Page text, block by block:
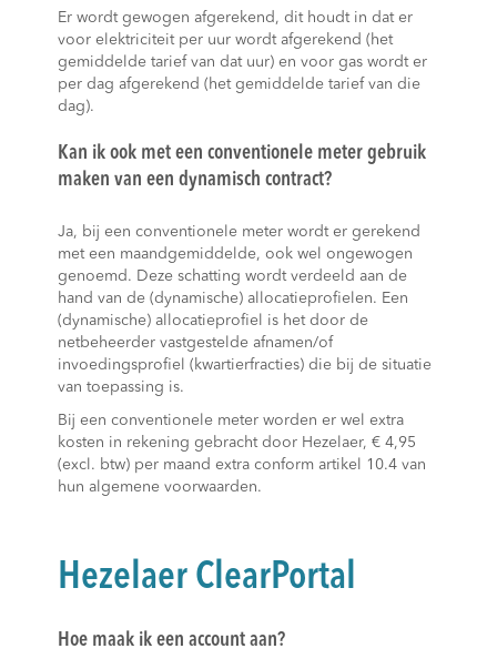
Er wordt gewogen afgerekend, dit houdt in dat er
voor elektriciteit per uur wordt afgerekend (het
gemiddelde tarief van dat uur) en voor gas wordt er
per dag afgerekend (het gemiddelde tarief van die
dag).
Kan ik ook met een conventionele meter gebruik
maken van een dynamisch contract?
Ja, bij een conventionele meter wordt er gerekend
met een maandgemiddelde, ook wel ongewogen
genoemd. Deze schatting wordt verdeeld aan de
hand van de (dynamische) allocatieprofielen. Een
(dynamische) allocatieprofiel is het door de
netbeheerder vastgestelde afnamen/of
invoedingsprofiel (kwartierfracties) die bij de situatie
van toepassing is.
Bij een conventionele meter worden er wel extra
kosten in rekening gebracht door Hezelaer, € 4,95
(excl. btw) per maand extra conform artikel 10.4 van
hun algemene voorwaarden.
Hezelaer ClearPortal
Hoe maak ik een account aan?